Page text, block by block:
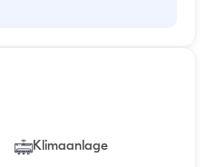
Klimaanlage